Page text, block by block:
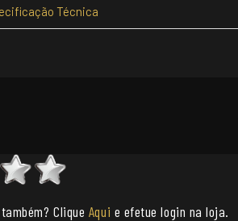
Técnica
Clique Aqui e efetue login na loja.